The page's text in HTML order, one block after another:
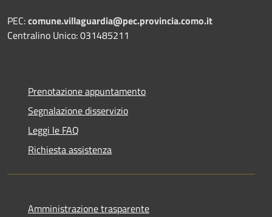
PEC:comune.villaguardia@pec.provincia.como.it
Centralino Unico: 031485211
Prenotazione appuntamento
Segnalazione disservizio
Leggi le FAQ
Richiesta assistenza
Amministrazione trasparente